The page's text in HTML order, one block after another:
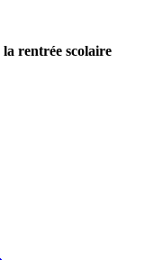
rentrée scolaire